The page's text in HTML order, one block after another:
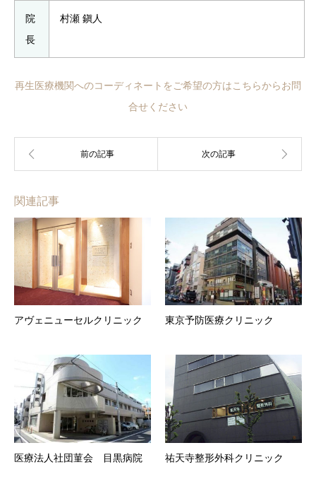
院
長
村瀬 鎭人
再生医療機関へのコーディネートをご希望の方はこちらからお問
合せください
関連記事
アヴェニューセルクリニック 東京予防医療クリニック
医療法人社団菫会 目黒病院 祐天寺整形外科クリニック